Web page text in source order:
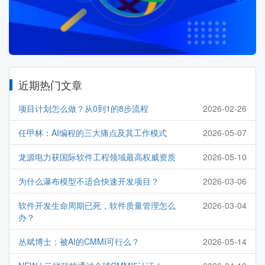
近期热门文章
项目计划怎么做？从0到1的8步流程 2026-02-26
任甲林：AI编程的三大痛点及其工作模式 2026-05-07
龙源电力获国际软件工程领域最高权威资质 2026-05-10
为什么瀑布模型不适合快速开发项目？ 2026-03-06
软件开发生命周期已死，软件质量管理怎么
办？
2026-03-04
丛斌博士：被AI的CMMI可行么？ 2026-05-14